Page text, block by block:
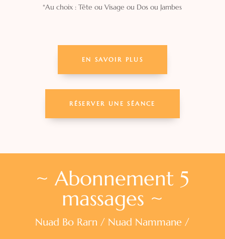
*Au choix : Tête ou Visage ou Dos ou Jambes
EN SAVOIR PLUS
RÉSERVER UNE SÉANCE
~ Abonnement 5
massages ~
Nuad Bo Rarn / Nuad Nammane /